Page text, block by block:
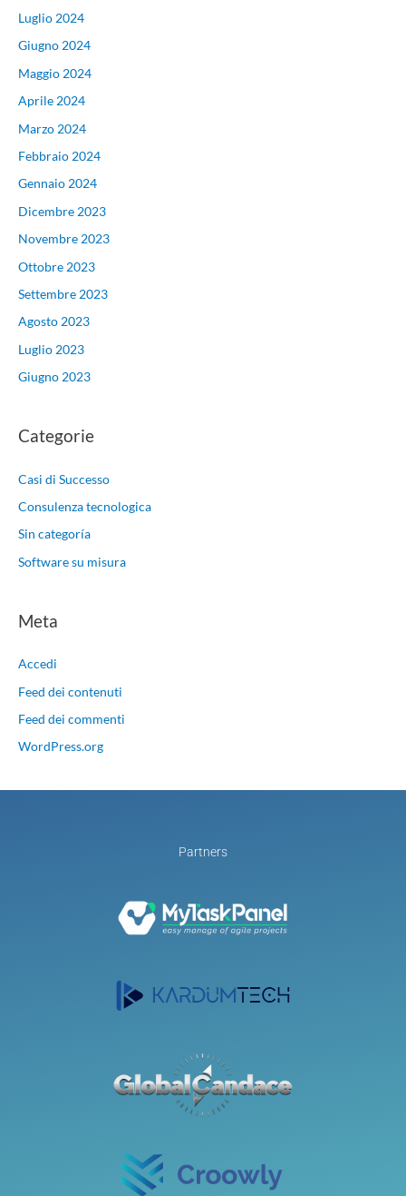
Luglio 2024
Giugno 2024
Maggio 2024
Aprile 2024
Marzo 2024
Febbraio 2024
Gennaio 2024
Dicembre 2023
Novembre 2023
Ottobre 2023
Settembre 2023
Agosto 2023
Luglio 2023
Giugno 2023
Categorie
Casi di Successo
Consulenza tecnologica
Sin categoría
Software su misura
Meta
Accedi
Feed dei contenuti
Feed dei commenti
WordPress.org
Partners